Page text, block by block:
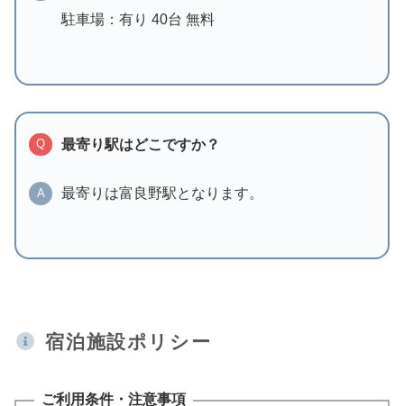
駐車場：有り 40台 無料
Q 最寄り駅はどこですか？
A 最寄りは富良野駅となります。
宿泊施設ポリシー
ご利用条件・注意事項